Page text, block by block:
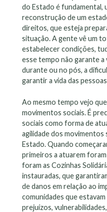
do Estado é fundamental,
reconstrução de um
direitos, que esteja
situação. A gente vê um
estabelecer condições,
esse tempo não garante a
durante ou no pós, a
garantir a vida das
Ao mesmo tempo vejo
movimentos sociais. É
sociais como forma de
agilidade dos movimentos
Estado. Quando
primeiros a atuarem
foram as Cozinhas
instauradas, que
de danos em relação ao
comunidades que
prejuízos,